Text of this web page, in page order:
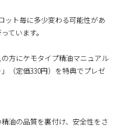
ット毎に多少変わる可能性があ
ています。
方にケモタイプ精油マニュアル
（定価330円）を特典でプレゼ
油の品質を裏付け、安全性をさ